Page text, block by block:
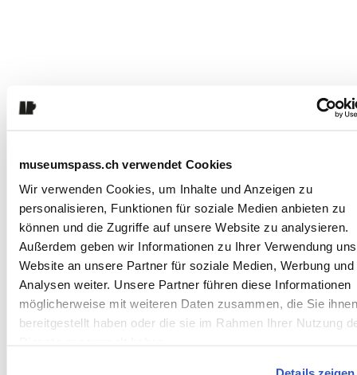
museumspass.ch verwendet Cookies
Wir verwenden Cookies, um Inhalte und Anzeigen zu
personalisieren, Funktionen für soziale Medien anbieten zu
können und die Zugriffe auf unsere Website zu analysieren.
Außerdem geben wir Informationen zu Ihrer Verwendung
Website an unsere Partner für soziale Medien, Werbung und
Analysen weiter. Unsere Partner führen diese Informationen
möglicherweise mit weiteren Daten zusammen, die Sie ihnen
bereitgestellt haben oder die sie im Rahmen Ihrer Nutzung
Domande e
risposte
Che cos'è il Museo
Rietberg?
Quanto costa
l'ingresso?